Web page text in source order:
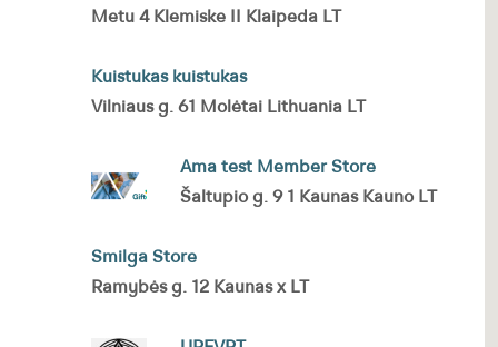
Metu 4 Klemiske II Klaipeda LT
Kuistukas kuistukas
Vilniaus g. 61 Molėtai Lithuania LT
Ama test Member Store
Šaltupio g. 9 1 Kaunas Kauno LT
Smilga Store
Ramybės g. 12 Kaunas x LT